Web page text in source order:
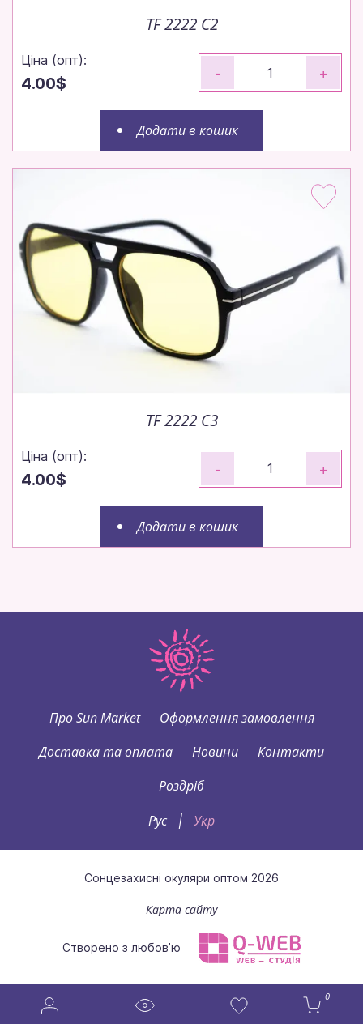
TF 2222 C2
Ціна (опт):
4.00$
- +
Додати в кошик
TF 2222 C3
Ціна (опт):
4.00$
- +
Додати в кошик
Про Sun Market
Оформлення замовлення
Доставка та оплата
Новини
Контакти
Роздріб
Рус
| Укр
Сонцезахисні окуляри оптом 2026
Карта сайту
Створено з любов’ю
0